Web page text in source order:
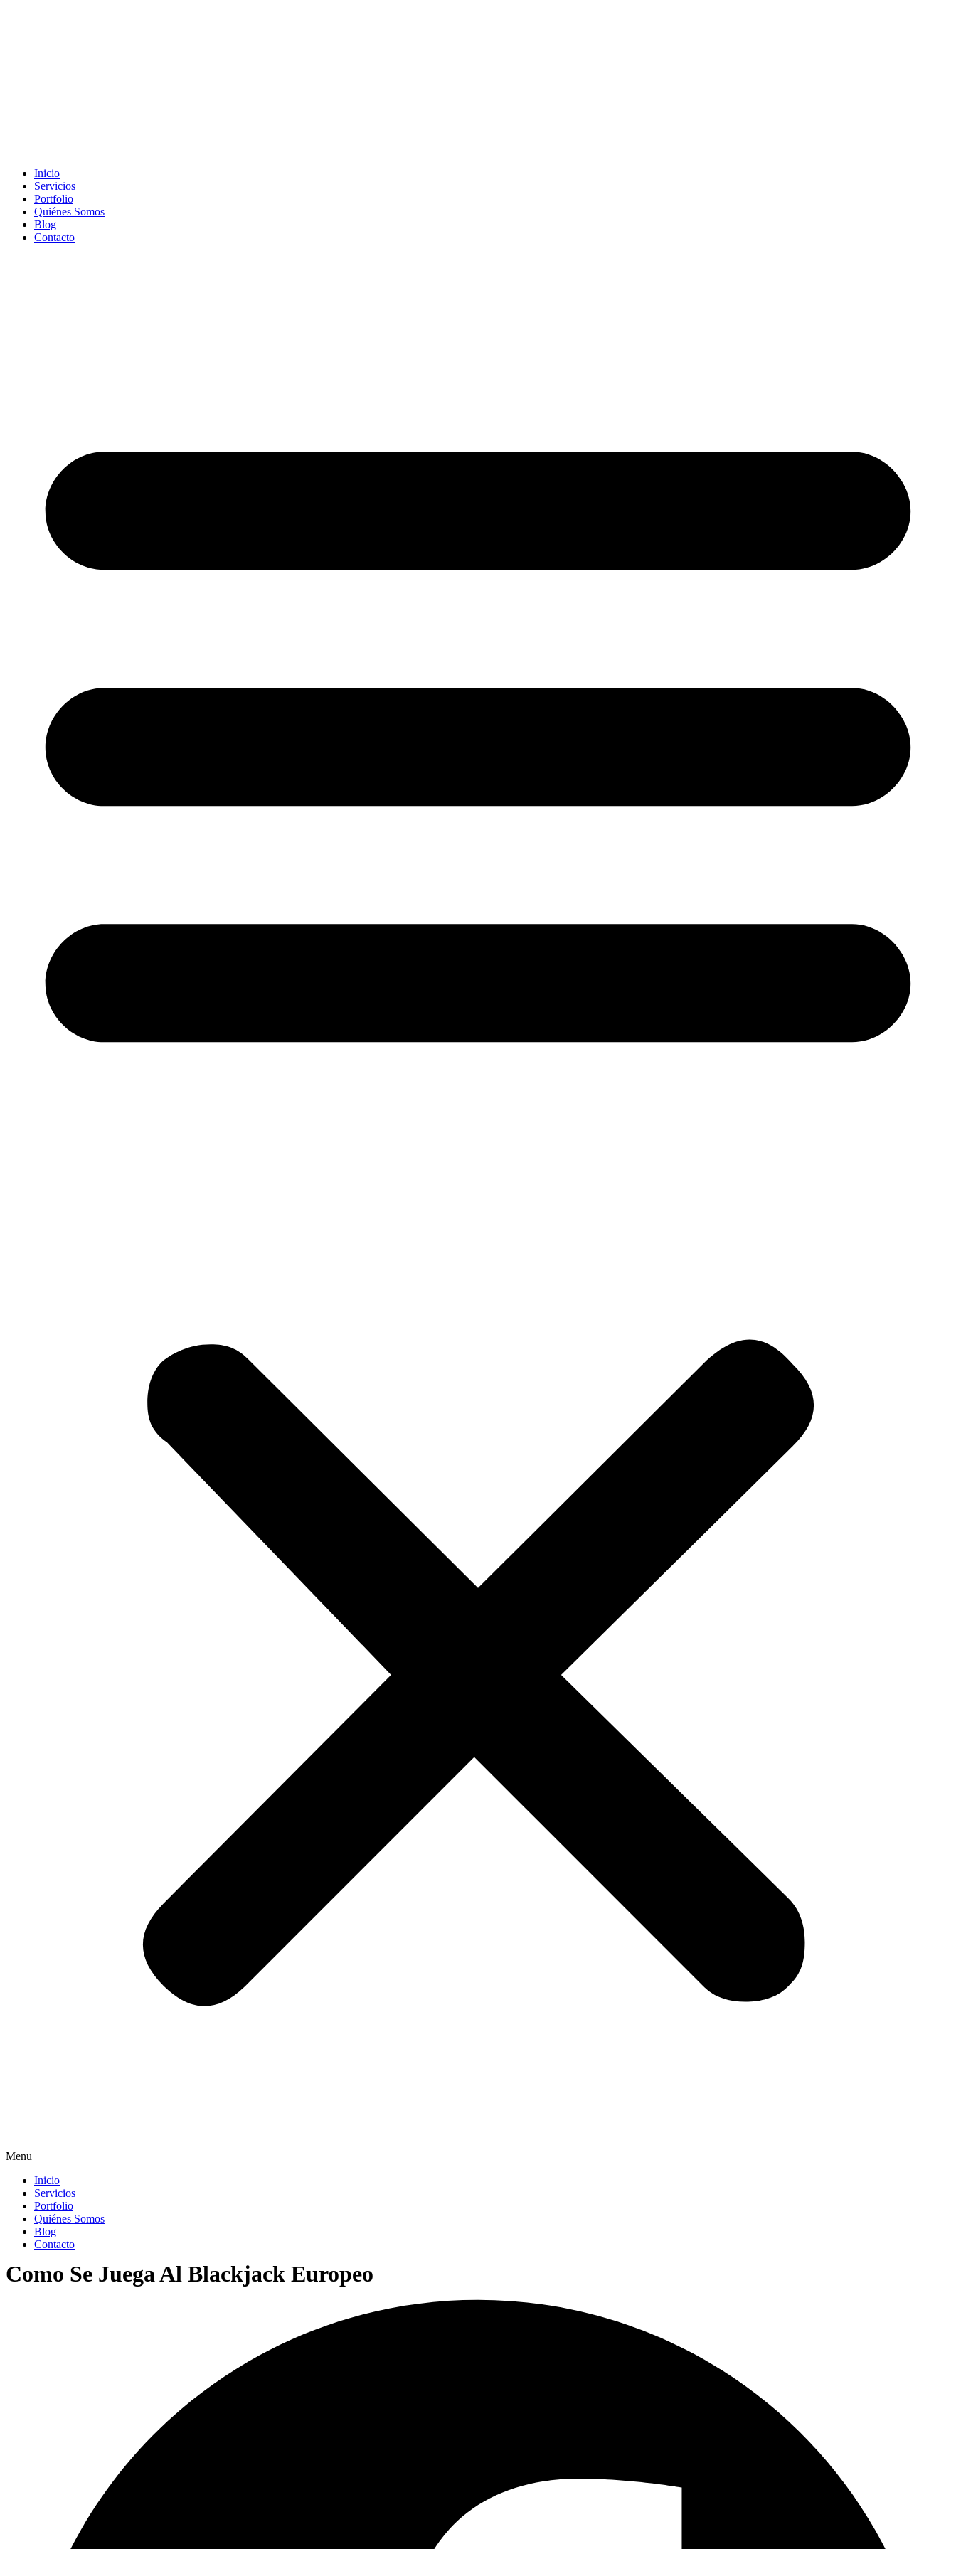
Inicio
Servicios
Portfolio
Quiénes Somos
Blog
Contacto
Menu
Inicio
Servicios
Portfolio
Quiénes Somos
Blog
Contacto
Como Se Juega Al Blackjack Europeo